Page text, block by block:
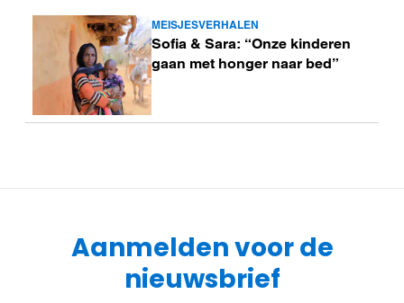
MEISJESVERHALEN
Sofia & Sara: “Onze kinderen
gaan met honger naar bed”
Lees
meer
Aanmelden voor de
nieuwsbrief